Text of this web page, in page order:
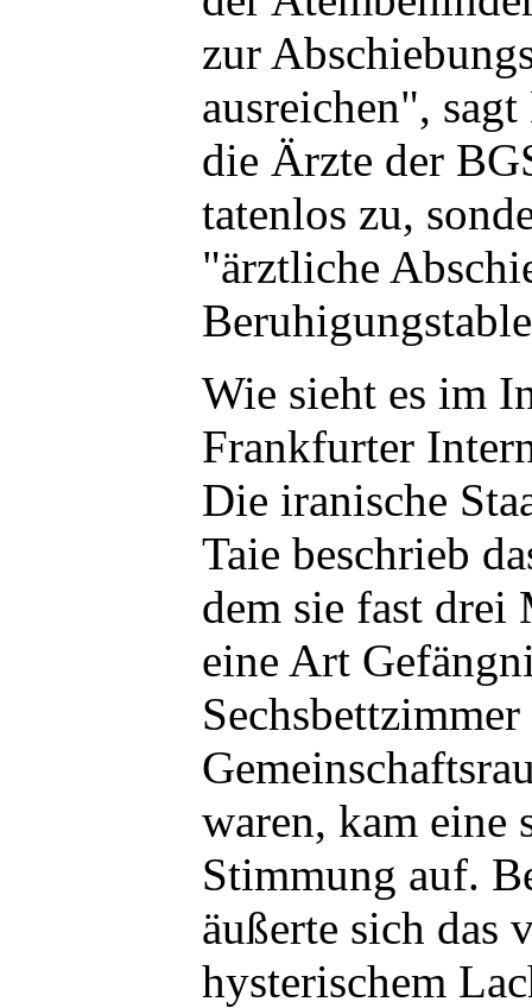
zur
ausreichen",
die Ärzte der
tatenlos zu,
"ärztliche
Wie sieht es im
Frankfurter
Die iranische
Taie beschrieb
dem sie fast drei
eine Art
waren, kam eine
Stimmung auf.
äußerte sich das
hysterischem